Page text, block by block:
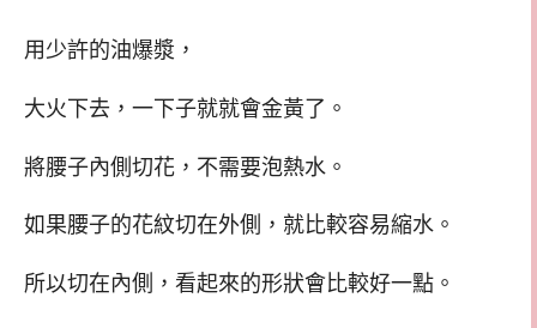
用少許的油爆漿，
大火下去，一下子就就會金黃了。
將腰子內側切花，不需要泡熱水。
如果腰子的花紋切在外側，就比較容易縮水。
所以切在內側，看起來的形狀會比較好一點。